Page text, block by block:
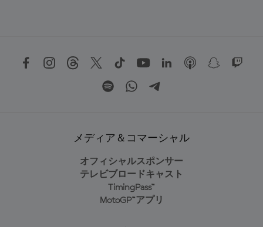
メディア＆コマーシャル
オフィシャルスポンサー
テレビブロードキャスト
TimingPass™
MotoGP™アプリ